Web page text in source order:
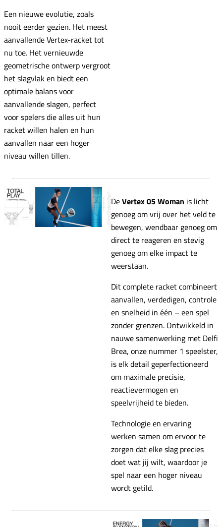
Een nieuwe evolutie, zoals
nooit eerder gezien. Het meest
aanvallende Vertex-racket tot
nu toe. Het vernieuwde
geometrische ontwerp vergroot
het slagvlak en biedt een
optimale balans voor
aanvallende slagen, perfect
voor spelers die alles uit hun
racket willen halen en hun
aanvallen naar een hoger
niveau willen tillen.
DeVertex 05 Woman is licht
genoeg om vrij over het veld te
bewegen, wendbaar genoeg om
direct te reageren en stevig
genoeg om elke impact te
weerstaan.
Dit complete racket combineert
aanvallen, verdedigen, controle
en snelheid in één – een spel
zonder grenzen. Ontwikkeld in
nauwe samenwerking met Delfi
Brea, onze nummer 1 speelster,
is elk detail geperfectioneerd
om maximale precisie,
reactievermogen en
speelvrijheid te bieden.
Technologie en ervaring
werken samen om ervoor te
zorgen dat elke slag precies
doet wat jij wilt, waardoor je
spel naar een hoger niveau
wordt getild.